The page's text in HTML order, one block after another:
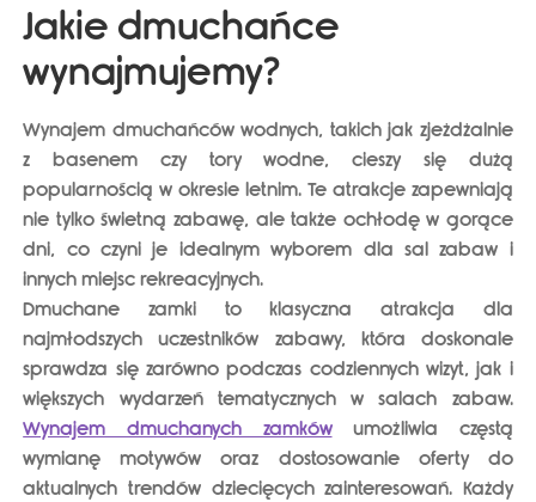
Jakie dmuchańce
wynajmujemy?
Wynajem dmuchańców wodnych, takich jak zjeżdżalnie
z basenem czy tory wodne, cieszy się dużą
popularnością w okresie letnim. Te atrakcje zapewniają
nie tylko świetną zabawę, ale także ochłodę w gorące
dni, co czyni je idealnym wyborem dla sal zabaw i
innych miejsc rekreacyjnych.
Dmuchane zamki to klasyczna atrakcja dla
najmłodszych uczestników zabawy, która doskonale
sprawdza się zarówno podczas codziennych wizyt, jak i
większych wydarzeń tematycznych w salach zabaw.
Wynajem dmuchanych zamkówumożliwia częstą
wymianę motywów oraz dostosowanie oferty do
aktualnych trendów dziecięcych zainteresowań. Każdy